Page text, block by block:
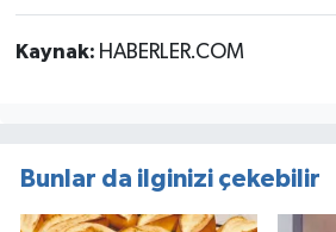
Kaynak: HABERLER.COM
Bunlar da ilginizi çekebilir